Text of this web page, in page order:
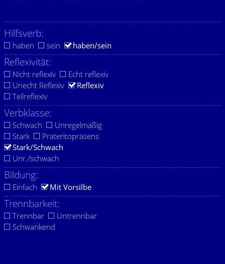
Hilfsverb:
haben sein haben/sein
Reflexivität:
Nicht reflexiv
Echt reflexiv
Unecht Reflexiv
Reflexiv
Teilreflexiv
Verbklasse:
Schwach
Unregelmäßig
Stark
Präteritopräsens
Stark/Schwach
Unr./schwach
Bildung:
Einfach Mit Vorsilbe
Trennbarkeit:
Trennbar
Untrennbar
Schwankend